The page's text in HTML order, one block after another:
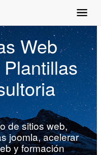
Web
de sitios web,
joomla, acelerar
y formación